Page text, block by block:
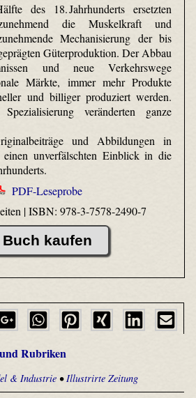
des 18. Jahrhunderts ersetzten
die Muskelkraft und
Mechanisierung der bis
Güterproduktion. Der Abbau
und neue Verkehrswege
Märkte, immer mehr Produkte
und billiger produziert werden.
veränderten ganze
und Abbildungen in
unverfälschten Einblick in die
PDF-Leseprobe
|ISBN: 978-3-7578-2490-7
Buch kaufen
Rubriken
& Industrie•Illustrirte Zeitung